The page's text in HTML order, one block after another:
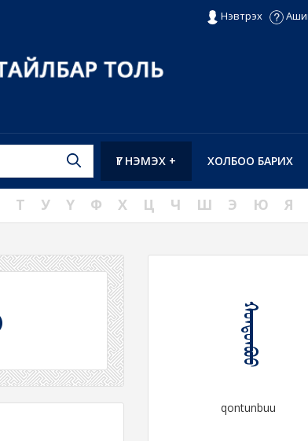
Нэвтрэх
ХОЛБОО БАРИХ
ҮГ НЭМЭХ +
Т У Ү Ф Х Ц Ч Ш Э Ю Я
ᠬᠣᠨᠲᠤᠨᠪᠤᠤ
qontunbuu